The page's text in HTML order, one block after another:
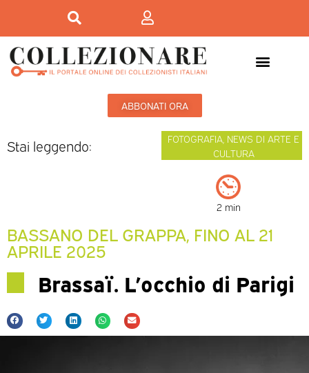
ABBONATI ORA
Stai leggendo: FOTOGRAFIA NEWS DI ARTE E
CULTURA
2 min
BASSANO DEL GRAPPA, FINO AL 21
APRILE 2025
Brassaï. L’occhio di Parigi